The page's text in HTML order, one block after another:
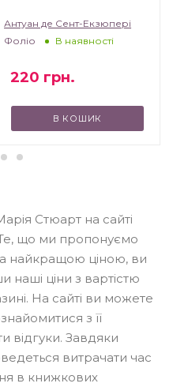
Антуан де Сент-Екзюпері
Фоліо
В наявності
220 грн.
В КОШИК
Стюарт на сайті
що ми пропонуємо
найкращою ціною, ви
наші ціни з вартістю
На сайті ви можете
з її
відгуки. Завдяки
витрачати час
в книжкових